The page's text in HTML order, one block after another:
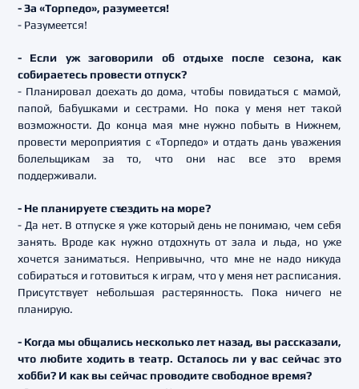
- За «Торпедо», разумеется!
- Разумеется!
- Если уж заговорили об отдыхе после сезона, как
собираетесь провести отпуск?
- Планировал доехать до дома, чтобы повидаться с мамой,
папой, бабушками и сестрами. Но пока у меня нет такой
возможности. До конца мая мне нужно побыть в Нижнем,
провести мероприятия с «Торпедо» и отдать дань уважения
болельщикам за то, что они нас все это время
поддерживали.
- Не планируете съездить на море?
- Да нет. В отпуске я уже который день не понимаю, чем себя
занять. Вроде как нужно отдохнуть от зала и льда, но уже
хочется заниматься. Непривычно, что мне не надо никуда
собираться и готовиться к играм, что у меня нет расписания.
Присутствует небольшая растерянность. Пока ничего не
планирую.
- Когда мы общались несколько лет назад, вы рассказали,
что любите ходить в театр. Осталось ли у вас сейчас это
хобби? И как вы сейчас проводите свободное время?